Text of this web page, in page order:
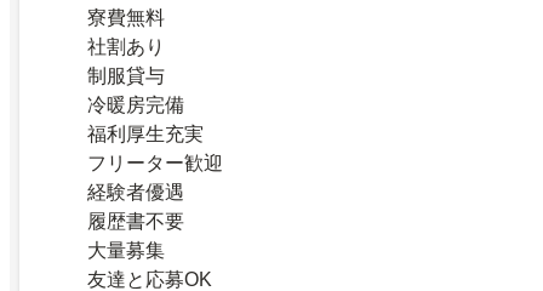
寮費無料
社割あり
制服貸与
冷暖房完備
福利厚生充実
フリーター歓迎
経験者優遇
履歴書不要
大量募集
友達と応募OK